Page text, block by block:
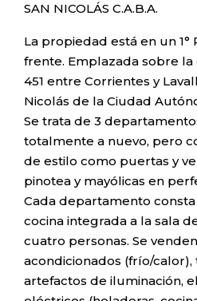
SAN NICOLÁS C.A.B.A.
La propiedad está en un 1°
frente. Emplazada sobre
451 entre Corrientes y
Nicolás de la Ciudad
Se trata de 3
totalmente a nuevo, pero
de estilo como puertas y
pinotea y mayólicas en
Cada departamento
cocina integrada a la sala
cuatro personas. Se
acondicionados (frío/
artefactos de iluminación,